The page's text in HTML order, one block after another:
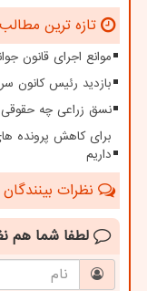
تازه ترین
موانع اجرای قانون
بازدید رئیس کانون
نسق زراعی چه حقوقی
برای کاهش پرونده
داریم
نظرات
لطفا شما هم